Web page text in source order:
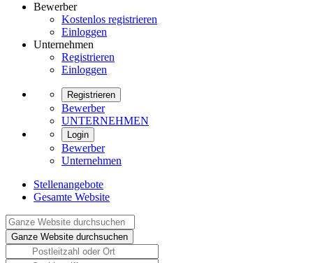
Bewerber
Kostenlos registrieren
Einloggen
Unternehmen
Registrieren
Einloggen
Registrieren
Bewerber
UNTERNEHMEN
Login
Bewerber
Unternehmen
Stellenangebote
Gesamte Website